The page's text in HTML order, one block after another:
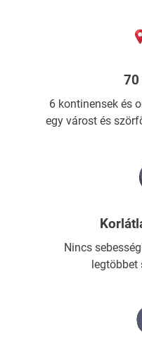
70
6 kontinensek és
egy várost és
Nincs
legtöbbet